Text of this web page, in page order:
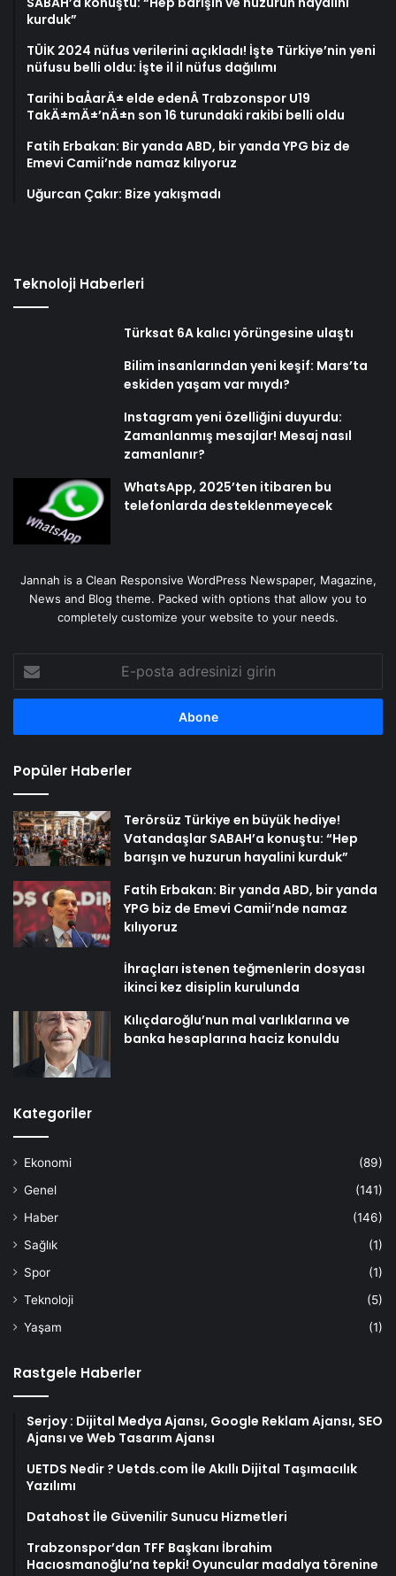
kurduk”
TÜİK 2024 nüfus verilerini açıkladı! İşte Türkiye’nin yeni
nüfusu belli oldu: İşte il il nüfus dağılımı
Tarihi baÅarÄ± elde edenÂ Trabzonspor U19
TakÄ±mÄ±’nÄ±n son 16 turundaki rakibi belli oldu
Fatih Erbakan: Bir yanda ABD, bir yanda YPG biz de
Emevi Camii’nde namaz kılıyoruz
Uğurcan Çakır: Bize yakışmadı
Teknoloji Haberleri
Türksat 6A kalıcı yörüngesine ulaştı
Bilim insanlarından yeni keşif: Mars’ta
eskiden yaşam var mıydı?
Instagram yeni özelliğini duyurdu:
Zamanlanmış mesajlar! Mesaj nasıl
zamanlanır?
WhatsApp, 2025’ten itibaren bu
telefonlarda desteklenmeyecek
Jannah is a Clean Responsive WordPress Newspaper, Magazine,
News and Blog theme. Packed with options that allow you to
completely customize your website to your needs.
posta
adresinizi
Popüler Haberler
Terörsüz Türkiye en büyük hediye!
Vatandaşlar SABAH’a konuştu: “Hep
barışın ve huzurun hayalini kurduk”
Fatih Erbakan: Bir yanda ABD, bir yanda
YPG biz de Emevi Camii’nde namaz
kılıyoruz
İhraçları istenen teğmenlerin dosyası
ikinci kez disiplin kurulunda
Kılıçdaroğlu’nun mal varlıklarına ve
banka hesaplarına haciz konuldu
Kategoriler
Ekonomi
(89)
Genel
(141)
Haber
(146)
Sağlık
(1)
Spor
(1)
Teknoloji
(5)
Yaşam
(1)
Rastgele Haberler
Serjoy : Dijital Medya Ajansı, Google Reklam Ajansı, SEO
Ajansı ve Web Tasarım Ajansı
UETDS Nedir ? Uetds.com İle Akıllı Dijital Taşımacılık
Yazılımı
Datahost İle Güvenilir Sunucu Hizmetleri
Trabzonspor’dan TFF Başkanı İbrahim
Hacıosmanoğlu’na tepki! Oyuncular madalya törenine